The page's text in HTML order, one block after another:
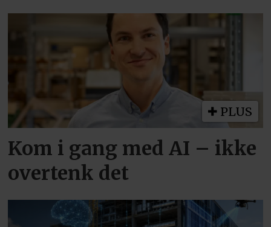
PLUS
Kom i gang med AI – ikke
overtenk det